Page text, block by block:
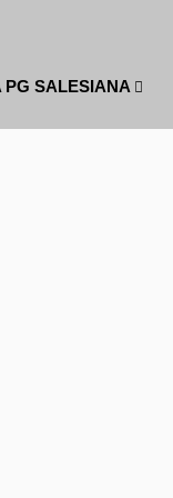
PG SALESIANA